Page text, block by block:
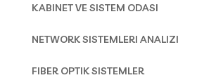
KABINET VE SISTEM ODASI
NETWORK SISTEMLERI ANALIZI
FIBER OPTIK SISTEMLER